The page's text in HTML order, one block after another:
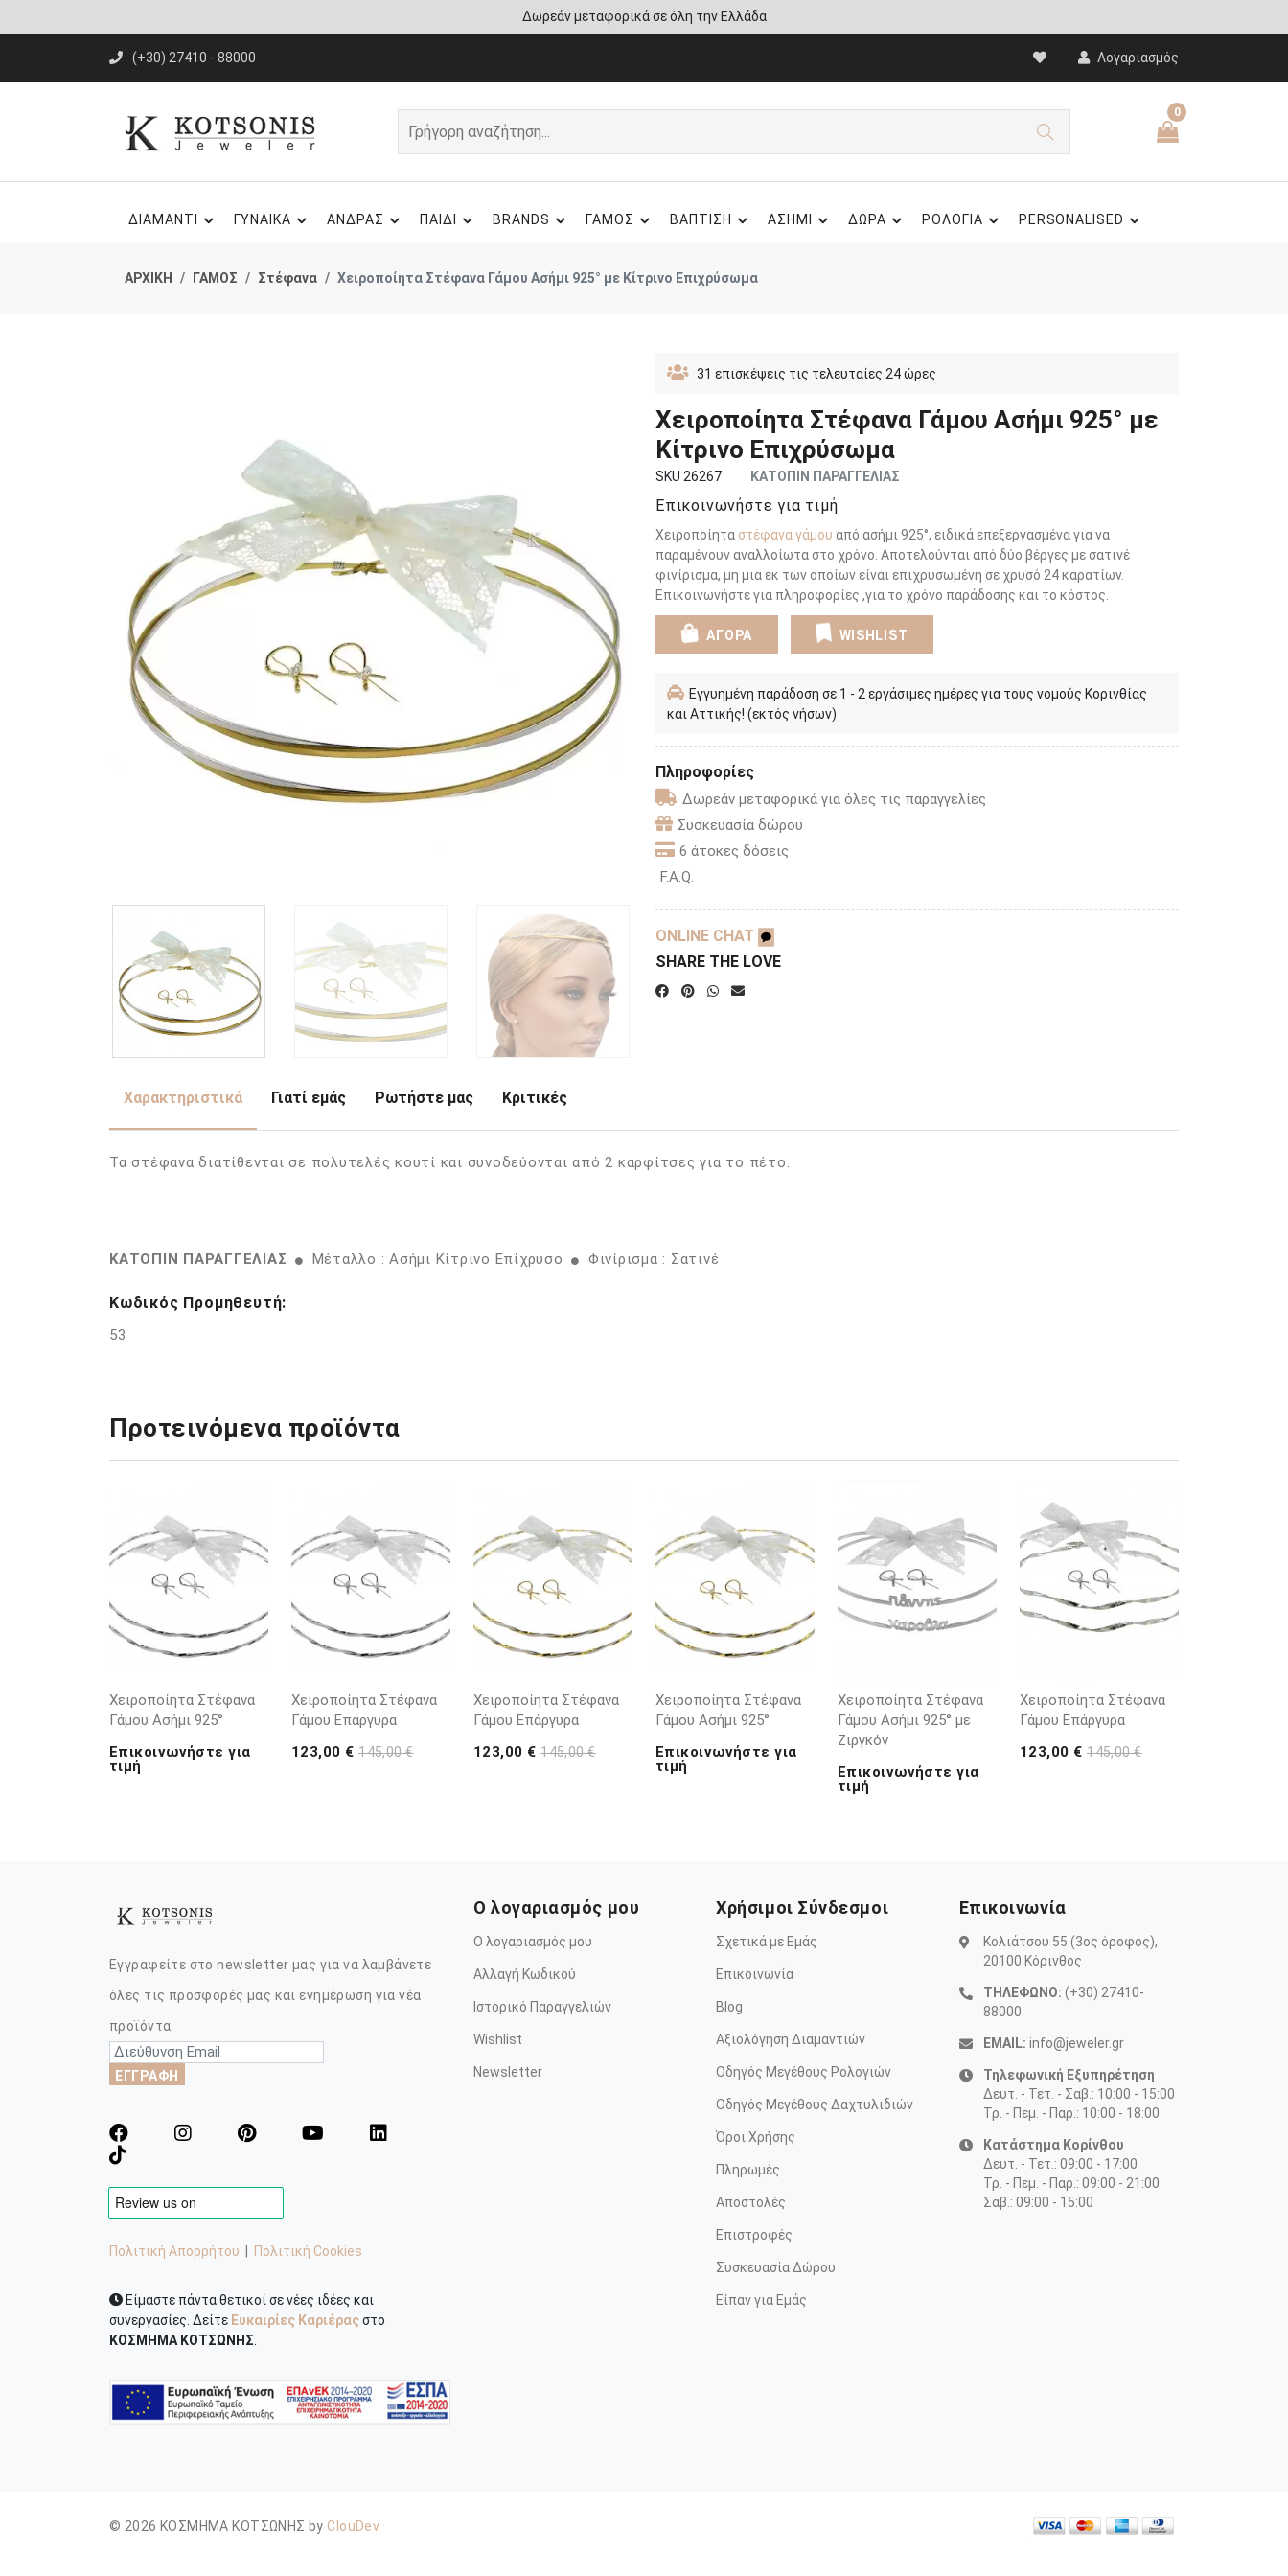
Άμεση παράδοση - Δικαίωμα επιστροφής
(+30) 27410 - 88000 Λογαριασμός
0
ΔΙΑΜΑΝΤΙ ΓΥΝΑΙΚΑ ΑΝΔΡΑΣ ΠΑΙΔΙ BRANDS ΓΑΜΟΣ ΒΑΠΤΙΣΗ ΑΣΗΜΙ ΔΩΡΑ ΡΟΛΟΓΙΑ PERSONALISED
ΑΡΧΙΚΗ ΓΑΜΟΣ Στέφανα Χειροποίητα Στέφανα Γάμου Ασήμι 925° με Κίτρινο Επιχρύσωμα
31 επισκέψεις τις τελευταίες 24 ώρες
Χειροποίητα Στέφανα Γάμου Ασήμι 925° με
Κίτρινο Επιχρύσωμα
SKU 26267 ΚΑΤΟΠΙΝ ΠΑΡΑΓΓΕΛΙΑΣ
Επικοινωνήστε για τιμή
Χειροποίητα στέφανα γάμου από ασήμι 925°, ειδικά επεξεργασμένα για να
παραμένουν αναλλοίωτα στο χρόνο. Αποτελούνται από δύο βέργες με σατινέ
φινίρισμα, μη μια εκ των οποίων είναι επιχρυσωμένη σε χρυσό 24 καρατίων.
Επικοινωνήστε για πληροφορίες ,για το χρόνο παράδοσης και το κόστος.
ΑΓΟΡΑ WISHLIST
Εγγυημένη παράδοση σε 1 - 2 εργάσιμες ημέρες για τους νομούς Κορινθίας
και Αττικής! (εκτός νήσων)
Πληροφορίες
Δωρεάν μεταφορικά για όλες τις παραγγελίες
Συσκευασία δώρου
6 άτοκες δόσεις
F.A.Q.
ONLINE CHAT
SHARE THE LOVE
Χαρακτηριστικά Γιατί εμάς Ρωτήστε μας Κριτικές
Τα στέφανα διατίθενται σε πολυτελές κουτί και συνοδεύονται από 2 καρφίτσες για το πέτο.
ΚΑΤΟΠΙΝ ΠΑΡΑΓΓΕΛΙΑΣ Μέταλλο : Ασήμι Κίτρινο Επίχρυσο Φινίρισμα : Σατινέ
Κωδικός Προμηθευτή:
53
Προτεινόμενα προϊόντα
Χειροποίητα Στέφανα
Γάμου Ασήμι 925°
Επικοινωνήστε για
τιμή
Χειροποίητα Στέφανα
Γάμου Επάργυρα
123,00 €145,00 €
Χειροποίητα Στέφανα
Γάμου Επάργυρα
123,00 €145,00 €
Χειροποίητα Στέφανα
Γάμου Ασήμι 925°
Επικοινωνήστε για
τιμή
Χειροποίητα Στέφανα
Γάμου Ασήμι 925° με
Ζιργκόν
Επικοινωνήστε για
τιμή
Χειροποίητα Στέφανα
Γάμου Επάργυρα
123,00 €145,00 €
Εγγραφείτε στο newsletter μας για να λαμβάνετε
όλες τις προσφορές μας και ενημέρωση για νέα
προϊόντα.
ΕΓΓΡΑΦΗ
Πολιτική Απορρήτου Πολιτική Cookies
Είμαστε πάντα θετικοί σε νέες ιδέες και
συνεργασίες. Δείτε Ευκαιρίες Καριέραςστο
ΚΟΣΜΗΜΑ ΚΟΤΣΩΝΗΣ
Ο λογαριασμός μου
Ο λογαριασμός μου
Αλλαγή Κωδικού
Ιστορικό Παραγγελιών
Wishlist
Newsletter
Χρήσιμοι Σύνδεσμοι
Σχετικά με Εμάς
Επικοινωνία
Blog
Αξιολόγηση Διαμαντιών
Οδηγός Μεγέθους Ρολογιών
Οδηγός Μεγέθους Δαχτυλιδιών
Όροι Χρήσης
Πληρωμές
Αποστολές
Επιστροφές
Συσκευασία Δώρου
Είπαν για Εμάς
Επικοινωνία
Κολιάτσου 55 (3ος όροφος),
20100 Κόρινθος
ΤΗΛΕΦΩΝΟ: (+30) 27410-
88000
EMAIL: info@jeweler.gr
Τηλεφωνική Εξυπηρέτηση
Δευτ. - Τετ. - Σαβ.: 10:00 - 15:00
Τρ. - Πεμ. - Παρ.: 10:00 - 18:00
Κατάστημα Κορίνθου
Δευτ. - Τετ.: 09:00 - 17:00
Τρ. - Πεμ. - Παρ.: 09:00 - 21:00
Σαβ.: 09:00 - 15:00
© 2026 ΚΟΣΜΗΜΑ ΚΟΤΣΩΝΗΣ by ClouDev